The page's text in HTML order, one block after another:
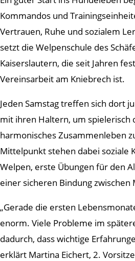
Kommandos und
Vertrauen, Ruhe und sozialem
setzt die Welpenschule des
Kaiserslautern, die seit Jahren
Vereinsarbeit am Kniebrech ist.
Jeden Samstag treffen sich dort
mit ihren Haltern, um spielerisch
harmonisches Zusammenleben
Mittelpunkt stehen dabei soziale
Welpen, erste Übungen für den
einer sicheren Bindung zwischen
„Gerade die ersten
enorm. Viele Probleme im
dadurch, dass wichtige
erklärt Martina Eichert, 2.